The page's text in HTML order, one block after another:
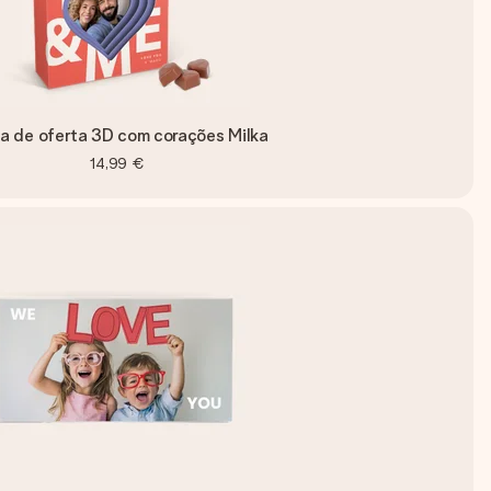
de oferta 3D com corações Milka
14,99 €